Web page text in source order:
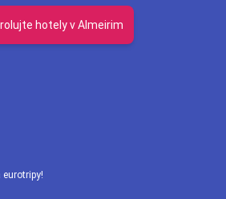
hotely v Almeirim
eurotripy!